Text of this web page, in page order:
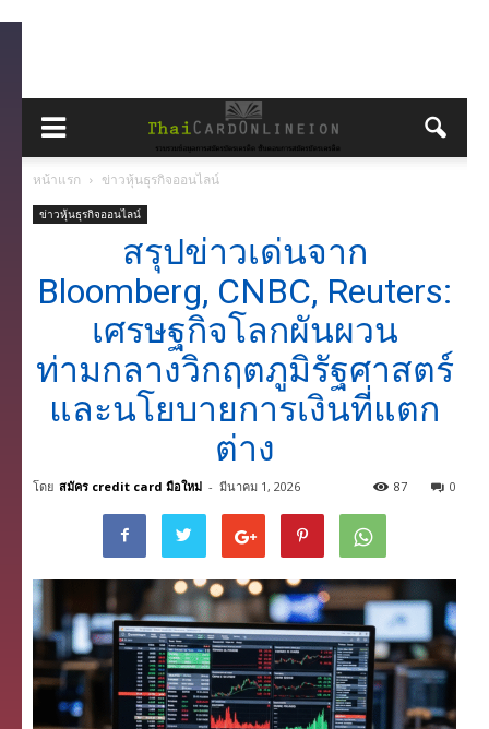
หน้าแรก ข่าวหุ้นธุรกิจออนไลน์
ข่าวหุ้นธุรกิจออนไลน์
สรุปข่าวเด่นจาก
Bloomberg, CNBC, Reuters:
เศรษฐกิจโลกผันผวน
ท่ามกลางวิกฤตภูมิรัฐศาสตร์
และนโยบายการเงินที่แตก
ต่าง
โดย สมัคร credit card มือใหม่ - มีนาคม 1, 2026 0
87